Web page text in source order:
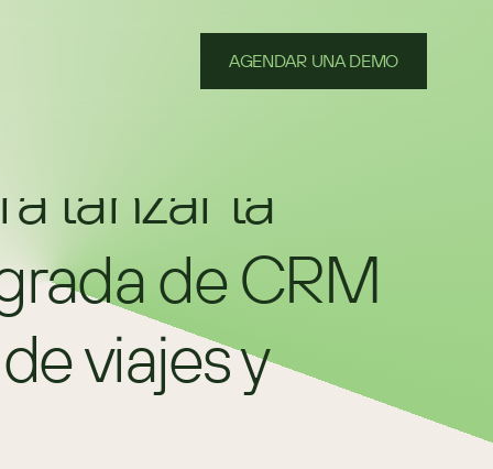
AGENDAR UNA DEMO
lanzar la
de CRM
viajes y